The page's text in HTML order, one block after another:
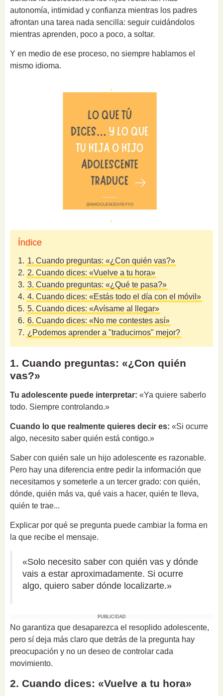
autonomía, intimidad y confianza mientras los padres
afrontan una tarea nada sencilla: seguir cuidándolos
mientras aprenden, poco a poco, a soltar.
Y en medio de ese proceso, no siempre hablamos el
mismo idioma.
Índice
1. 1. Cuando preguntas: «¿Con quién vas?»
2. 2. Cuando dices: «Vuelve a tu hora»
3. 3. Cuando preguntas: «¿Qué te pasa?»
4. 4. Cuando dices: «Estás todo el día con el móvil»
5. 5. Cuando dices: «Avísame al llegar»
6. 6. Cuando dices: «No me contestes así»
7. ¿Podemos aprender a "traducirnos" mejor?
1. Cuando preguntas: «¿Con quién
vas?»
Tu adolescente puede interpretar: «Ya quiere saberlo
todo. Siempre controlando.»
Cuando lo que realmente quieres decir es: «Si ocurre
algo, necesito saber quién está contigo.»
Saber con quién sale un hijo adolescente es razonable.
Pero hay una diferencia entre pedir la información que
necesitamos y someterle a un tercer grado: con quién,
dónde, quién más va, qué vais a hacer, quién te lleva,
quién te trae...
Explicar por qué se pregunta puede cambiar la forma en
la que recibe el mensaje.
«Solo necesito saber con quién vas y dónde
vais a estar aproximadamente. Si ocurre
algo, quiero saber dónde localizarte.»
PUBLICIDAD
No garantiza que desaparezca el resoplido adolescente,
pero sí deja más claro que detrás de la pregunta hay
preocupación y no un deseo de controlar cada
movimiento.
2. Cuando dices: «Vuelve a tu hora»